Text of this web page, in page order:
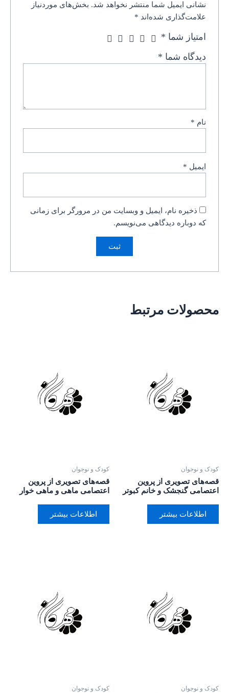
نشانی ایمیل شما منتشر نخواهد شد. بخش‌های موردنیاز
علامت‌گذاری شده‌اند *
امتیاز شما *
دیدگاه شما *
نام *
ایمیل *
ذخیره نام، ایمیل و وبسایت من در مرورگر برای زمانی
که دوباره دیدگاهی می‌نویسم.
محصولات مرتبط
کودک و نوجوان
قصه‌های تصویری از پروین
اعتصامی گنجشک و خانم کبوتر
اطلاعات بیشتر
کودک و نوجوان
قصه‌های تصویری از پروین
اعتصامی ماهی و ماهی خوار
اطلاعات بیشتر
کودک و نوجوان کودک و نوجوان